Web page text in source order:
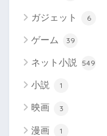
ガジェット 6
ゲーム 39
ネット小説 549
小説 1
映画 3
漫画 1